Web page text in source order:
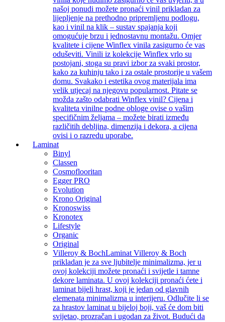
našoj ponudi možete pronaći vinil prikladan za
lijepljenje na prethodno pripremljenu podlogu,
kao i vinil na klik – sustav spajanja koji
omogućuje brzu i jednostavnu montažu. Omjer
kvalitete i cijene Winflex vinila zasigurno će vas
oduševiti. Vinili iz kolekcije Winflex vrlo su
postojani, stoga su pravi izbor za svaki prostor,
kako za kuhinju tako i za ostale prostorije u vašem
domu. Svakako i estetika ovog materijala ima
velik utjecaj na njegovu popularnost. Pitate se
možda zašto odabrati Winflex vinil? Cijena i
kvaliteta vinilne podne obloge ovise o vašim
specifičnim željama – možete birati između
različitih debljina, dimenzija i dekora, a cijena
ovisi i o razredu uporabe.
Laminat
Binyl
Classen
Cosmoflooritan
Egger PRO
Evolution
Krono Original
Kronoswiss
Kronotex
Lifestyle
Organic
Original
Villeroy & BochLaminat Villeroy & Boch
prikladan je za sve ljubitelje minimalizma, jer u
ovoj kolekciji možete pronaći i svijetle i tamne
dekore laminata. U ovoj kolekciji pronaći ćete i
laminat bijeli hrast, koji je jedan od glavnih
elemenata minimalizma u interijeru. Odlučite li se
za hrastov laminat u bijeloj boji, vaš će dom biti
svijetao, prozračan i ugodan za život. Budući da